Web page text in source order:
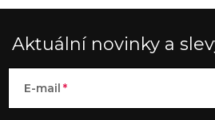
Aktuální novinky a
E-mail